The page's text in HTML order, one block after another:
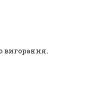
вигорання.